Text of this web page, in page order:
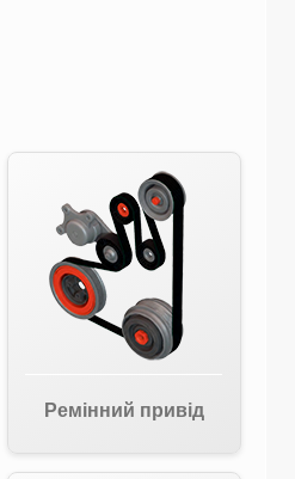
Ремінний привід